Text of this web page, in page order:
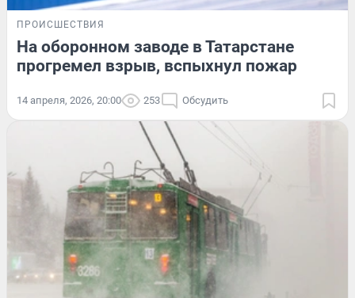
ПРОИСШЕСТВИЯ
На оборонном заводе в Татарстане
прогремел взрыв, вспыхнул пожар
14 апреля, 2026, 20:00 253 Обсудить